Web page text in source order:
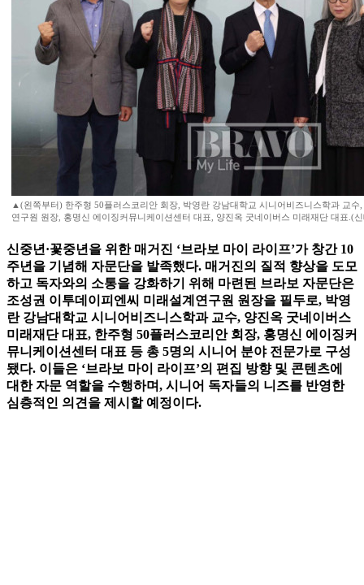
▲(왼쪽부터) 한주형 50플러스코리안 회장, 박영란 강남대학교 시니어비즈니스학과 교수
연구원 원장, 홍명신 에이징커뮤니케이션센터 대표, 양진옥 굿네이버스 미래재단 대표.(
신중년·꽃중년을 위한 매거진 ‘브라보 마이 라이프’가 창간 10
주년을 기념해 자문단을 발족했다. 매거진의 질적 향상을 도모
하고 독자와의 소통을 강화하기 위해 마련된 브라보 자문단은
조성권 이투데이피엔씨 미래설계연구원 원장을 필두로, 박영
란 강남대학교 시니어비즈니스학과 교수, 양진옥 굿네이버스
미래재단 대표, 한주형 50플러스코리안 회장, 홍명신 에이징커
뮤니케이션센터 대표 등 총 5명의 시니어 분야 전문가로 구성
됐다. 이들은 ‘브라보 마이 라이프’의 편집 방향 및 콘텐츠에
대한 자문 역할을 수행하며, 시니어 독자들의 니즈를 반영한
심층적인 의견을 제시할 예정이다.